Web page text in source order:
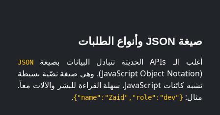
صيغة JSON وأنواع الطلبات
أغلب الـ APIs الحديثة تتبادل البيانات بصيغة JSON
(JavaScript Object Notation). وهي صيغة نصّية بسيطة
تشبه كائنات JavaScript، سهلة القراءة للبشر والآلات معاً.
مثال: {"name":"Zaid","role":"dev"}
.